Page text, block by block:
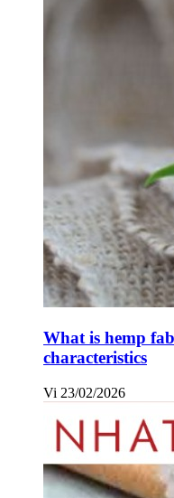
What is hemp
characteristics
Vi 23/02/2026